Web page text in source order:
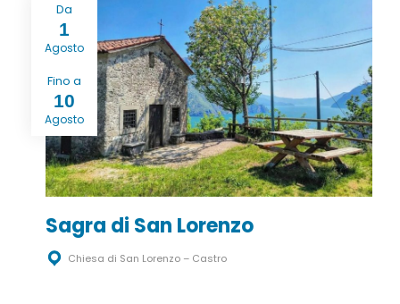
Da
1
Agosto
Fino a
10
Agosto
Sagra di San Lorenzo
Chiesa di San Lorenzo – Castro